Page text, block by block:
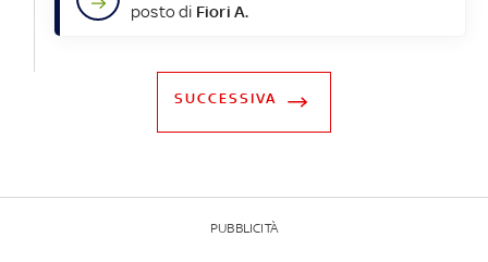
posto di Fiori A.
SUCCESSIVA
PUBBLICITÀ